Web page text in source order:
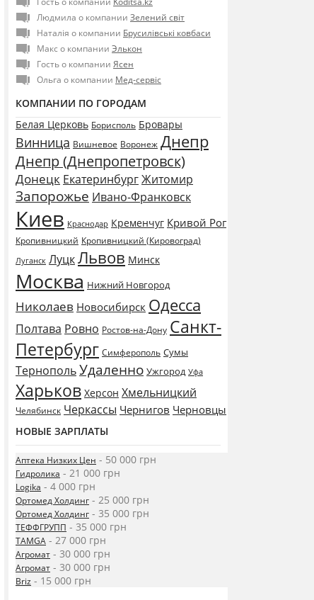
Людмила о компании Зелений світ
Наталія о компании Брусилівські ковбаси
Макс о компании Элькон
Гость о компании Ясен
Ольга о компании Мед-сервіс
КОМПАНИИ ПО ГОРОДАМ
Белая Церковь Борисполь Бровары
Винница Вишневое Воронеж Днепр
Днепр (Днепропетровск)
Донецк ЕкатеринбургЖитомир
Запорожье Ивано-Франковск
Киев Краснодар Кременчуг Кривой Рог
Кропивницкий Кропивницкий (Кировоград)
Луганск ЛуцкЛьвов Минск
Москва Нижний Новгород
Николаев Новосибирск Одесса
Полтава Ровно Ростов-на-Дону Санкт-
Петербург Симферополь Сумы
ТернопольУдаленно Ужгород Уфа
Харьков Херсон Хмельницкий
Челябинск Черкассы Чернигов Черновцы
НОВЫЕ ЗАРПЛАТЫ
Аптека Низких Цен - 50 000 грн
Гидролика - 21 000 грн
Logika - 4 000 грн
Ортомед Холдинг - 25 000 грн
Ортомед Холдинг - 35 000 грн
ТЕФФГРУПП - 35 000 грн
TAMGA - 27 000 грн
Агромат - 30 000 грн
Агромат - 30 000 грн
Briz - 15 000 грн